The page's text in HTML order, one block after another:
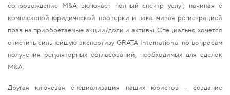
сопровождение M&A включает полный спектр услуг, начиная с
комплексной юридической проверки и заканчивая регистрацией
прав на приобретаемые акции/доли и активы. Специально хочется
отметить сильнейшую экспертизу GRATA International по вопросам
получения регуляторных согласований, необходимых для сделок
M&A.
Другая ключевая специализация наших юристов – создание